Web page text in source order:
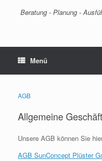
Beratung - Planung -
Menü
AGB
Allgemeine
Unsere AGB können Sie
AGB SunConcept Plüster